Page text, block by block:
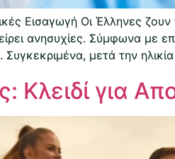
Εισαγωγή Οι Έλληνες
ανησυχίες. Σύμφωνα με
μετά την
για